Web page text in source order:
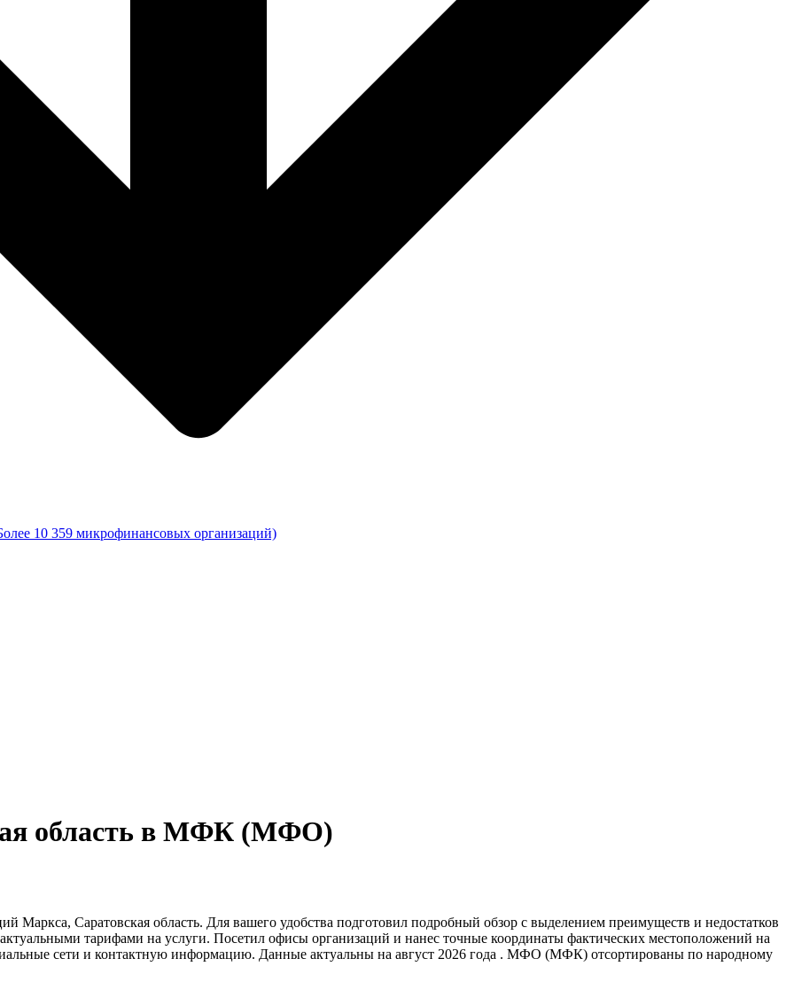
область в МФК (МФО)
Саратовская область. Для вашего удобства подготовил подробный обзор с выделением преимуществ и недостатков
тарифами на услуги. Посетил офисы организаций и нанес точные координаты фактических местоположений на
сети и контактную информацию. Данные актуальны на август 2026 года . МФО (МФК) отсортированы по народному